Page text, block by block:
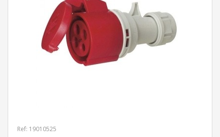
Ref: 19010525